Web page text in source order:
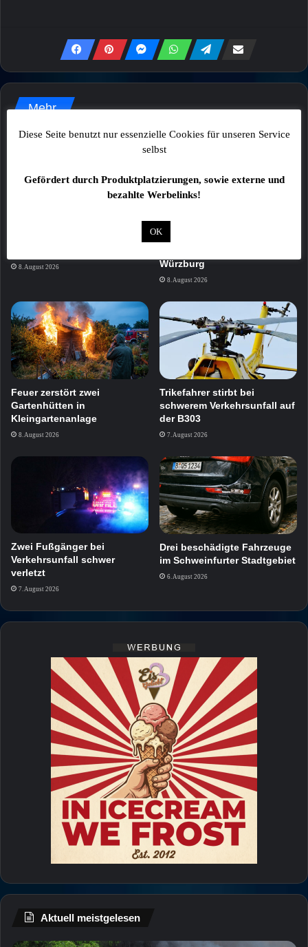
Mehr
8. August 2026
Fahrgast bei Vollbremsung
eines Busses verletzt –
Würzburg
8. August 2026
Feuer zerstört zwei
Gartenhütten in
Kleingartenanlage
8. August 2026
Trikefahrer stirbt bei
schwerem Verkehrsunfall auf
der B303
7. August 2026
Zwei Fußgänger bei
Verkehrsunfall schwer
verletzt
7. August 2026
Drei beschädigte Fahrzeuge
im Schweinfurter Stadtgebiet
6. August 2026
Aktuell meistgelesen
Diese Seite benutzt nur essenzielle Cookies für unseren Service
selbst
Gefördert durch Produktplatzierungen, sowie externe und
bezahlte Werbelinks!
OK